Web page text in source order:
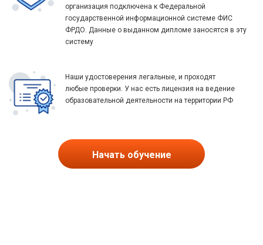
организация подключена к Федеральной
государственной информационной системе ФИС
ФРДО. Данные о выданном дипломе заносятся в эту
систему
Наши удостоверения легальные, и проходят
любые проверки. У нас есть лицензия на ведение
образовательной деятельности на территории РФ
Начать обучение